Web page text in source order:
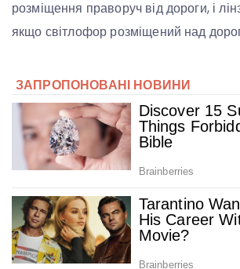
розміщення праворуч від дороги, і
якщо світлофор розміщений над